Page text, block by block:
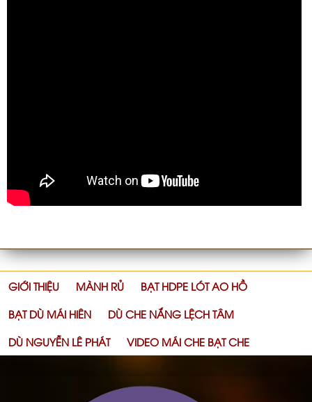
GIỚI THIỆU MÀNH RỦ
BẠT HDPE LÓT AO HỒ
BẠT DÙ MÁI HIÊN
DÙ CHE NẮNG LỆCH TÂM
DÙ NGUYỄN LÊ PHÁT
VIDEO MÁI CHE BẠT CHE